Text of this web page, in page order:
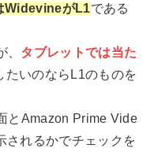
WidevineがL1である
タブレットでは当た
たいのならL1のものを
とAmazon Prime Vide
されるかでチェックを